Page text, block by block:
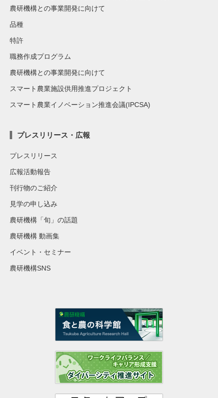
農研機構との事業開発に向けて
品種
特許
職務作成プログラム
農研機構との事業開発に向けて
スマート農業施設供用推進プロジェクト
スマート農業イノベーション推進会議(IPCSA)
プレスリリース・広報
プレスリリース
広報活動報告
刊行物のご紹介
見学の申し込み
農研機構「旬」の話題
農研機構 動画集
イベント・セミナー
農研機構SNS